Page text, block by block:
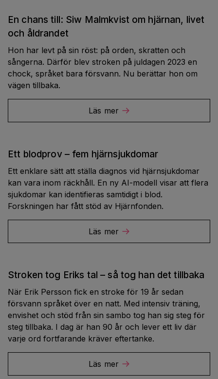
En chans till: Siw Malmkvist om hjärnan, livet
och åldrandet
Hon har levt på sin röst: på orden, skratten och
sångerna. Därför blev stroken på juldagen 2023 en
chock, språket bara försvann. Nu berättar hon om
vägen tillbaka.
Läs mer
Ett blodprov – fem hjärnsjukdomar
Ett enklare sätt att ställa diagnos vid hjärnsjukdomar
kan vara inom räckhåll. En ny AI-modell visar att flera
sjukdomar kan identifieras samtidigt i blod.
Forskningen har fått stöd av Hjärnfonden.
Läs mer
Stroken tog Eriks tal – så tog han det tillbaka
När Erik Persson fick en stroke för 19 år sedan
försvann språket över en natt. Med intensiv träning,
envishet och stöd från sin sambo tog han sig steg för
steg tillbaka. I dag är han 90 år och lever ett liv där
varje ord fortfarande kräver eftertanke.
Läs mer